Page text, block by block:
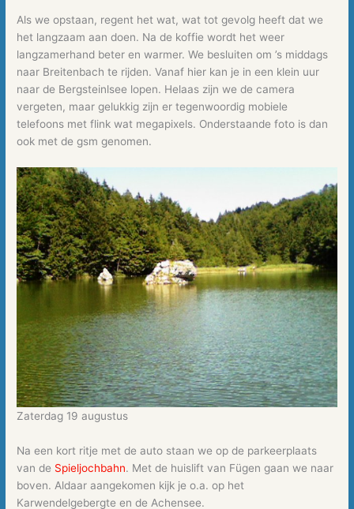
Als we opstaan, regent het wat, wat tot gevolg heeft dat we
het langzaam aan doen. Na de koffie wordt het weer
langzamerhand beter en warmer. We besluiten om ’s middags
naar Breitenbach te rijden. Vanaf hier kan je in een klein uur
naar de Bergsteinlsee lopen. Helaas zijn we de camera
vergeten, maar gelukkig zijn er tegenwoordig mobiele
telefoons met flink wat megapixels. Onderstaande foto is dan
ook met de gsm genomen.
Zaterdag 19 augustus
Na een kort ritje met de auto staan we op de parkeerplaats
van de Spieljochbahn. Met de huislift van Fügen gaan we naar
boven. Aldaar aangekomen kijk je o.a. op het
Karwendelgebergte en de Achensee.